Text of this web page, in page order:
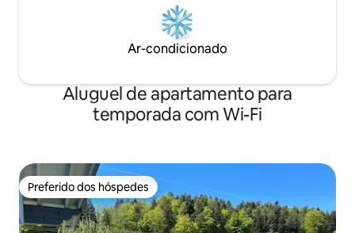
Ar-condicionado
Aluguel de apartamento para
temporada com Wi-Fi
Preferido dos hóspedes
Preferido dos hóspedes